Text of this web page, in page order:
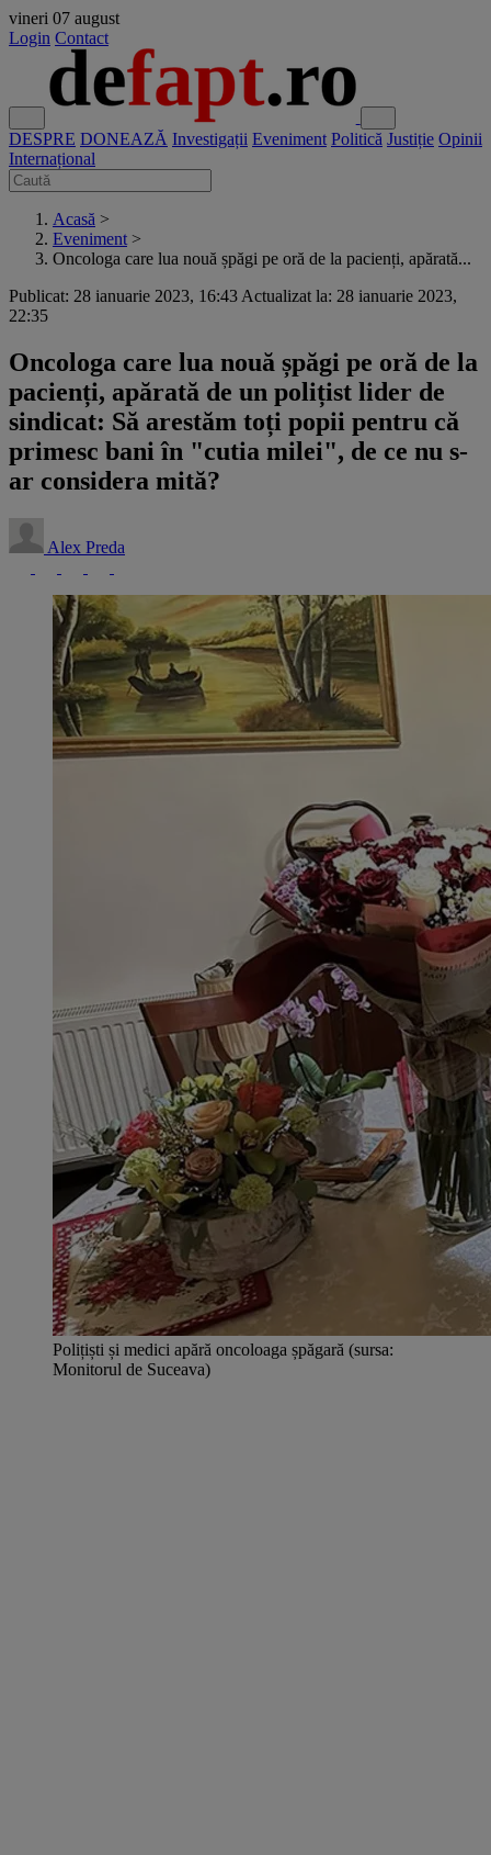
vineri 07 august
Login Contact
DESPRE DONEAZĂ Investigații Eveniment Politică Justiție Opinii
Internațional
Acasă >
Eveniment >
Oncologa care lua nouă șpăgi pe oră de la pacienți, apărată...
Publicat: 28 ianuarie 2023, 16:43 Actualizat la: 28 ianuarie 2023,
22:35
Oncologa care lua nouă șpăgi pe oră de la
pacienți, apărată de un polițist lider de
sindicat: Să arestăm toți popii pentru că
primesc bani în "cutia milei", de ce nu s-
ar considera mită?
Alex Preda
Polițiști și medici apără oncoloaga șpăgară (sursa:
Monitorul de Suceava)